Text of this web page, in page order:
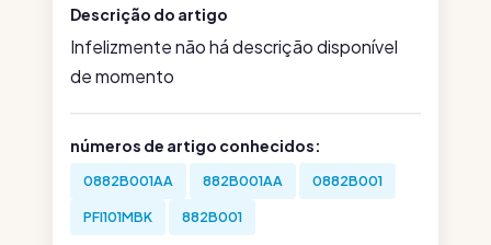
Descrição do artigo
Infelizmente não há descrição disponível
de momento
números de artigo conhecidos:
0882B001AA 882B001AA 0882B001
PFI101MBK 882B001